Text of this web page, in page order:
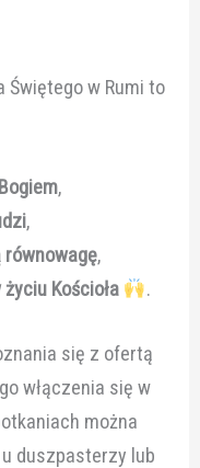
Świętego w Rumi to
,
,
równowagę,
Kościoła
.
się z ofertą
włączenia się w
można
duszpasterzy lub